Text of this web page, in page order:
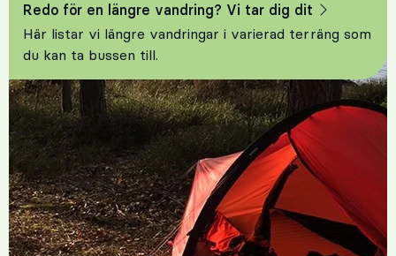
Redo för en längre vandring? Vi tar dig dit
Här listar vi längre vandringar i varierad terräng som
du kan ta bussen till.